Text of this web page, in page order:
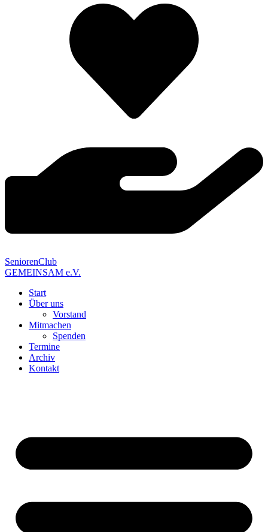
SeniorenClub
GEMEINSAM e.V.
Start
Über uns
Vorstand
Mitmachen
Spenden
Termine
Archiv
Kontakt